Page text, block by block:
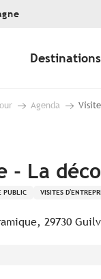
Destinations
Agenda
- La
PUBLIC VISITES
29730